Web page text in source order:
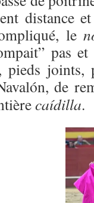
distance
le
pas
pieds joints,
de
caídilla.